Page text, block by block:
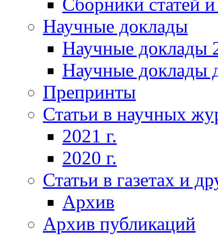
Научные доклады
Научные доклады
Научные доклады
Препринты
Статьи в научных
2021 г.
2020 г.
Статьи в газетах и
Архив
Архив публикаций